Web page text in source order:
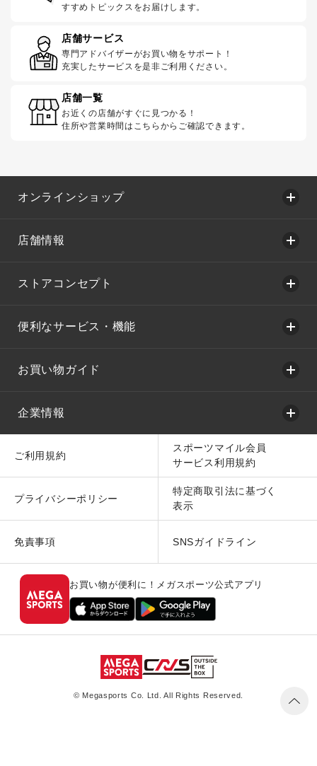
すすめトピックスをお届けします。
店舗サービス
専門アドバイザーがお買い物をサポート！
充実したサービスを是非ご利用ください。
店舗一覧
お近くの店舗がすぐに見つかる！
住所や営業時間はこちらからご確認できます。
オンラインショップ
店舗情報
ストアコンセプト
便利なサービス・機能
お買い物ガイド
企業情報
ご利用規約
スポーツマイル会員
サービス利用規約
プライバシーポリシー
特定商取引法に基づく
表示
免責事項 SNSガイドライン
お買い物が便利に！メガスポーツ公式アプリ
© Megasports Co. Ltd. All Rights Reserved.